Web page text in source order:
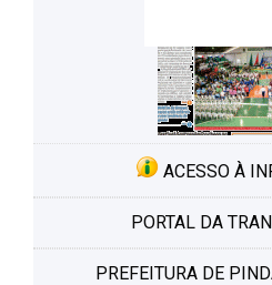
ACESSO À
PORTAL DA
PREFEITURA DE